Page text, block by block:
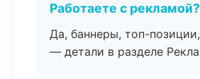
Работаете с рекламой?
Да, баннеры, топ-
— детали в разделе